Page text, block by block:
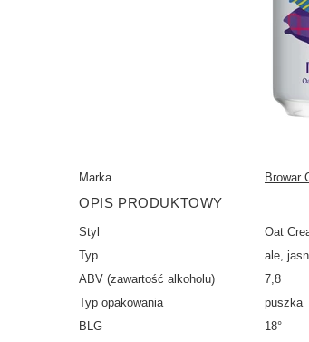
Marka Browar
OPIS PRODUKTOWY
Styl
Oat
Typ
ale,
ABV (zawartość alkoholu)
7,8
Typ opakowania
puszka
BLG
18°